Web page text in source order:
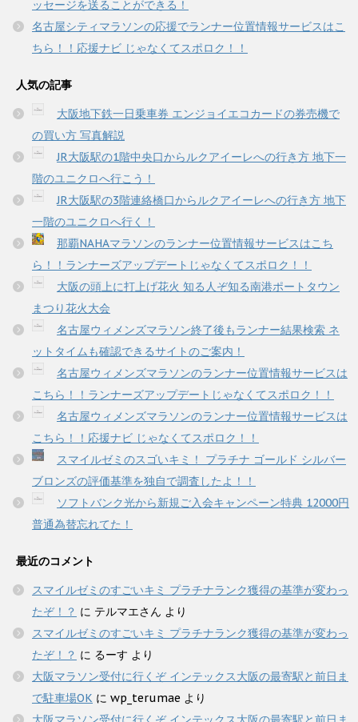
ッセージを送ることができる！
名古屋シティマラソンの応援でランナー位置情報サービスはこ
ちら！！応援ナビ じゃなくてスポロク！！
人気の記事
大阪地下鉄一日乗車券 エンジョイエコカードの券売機で
の買い方 写真解説
JR大阪駅の1階中央口からルクアイーレへの行き方 地下一
階のユニクロへ行こう！
JR大阪駅の3階連絡橋口からルクアイーレへの行き方 地下
一階のユニクロへ行く！
那覇NAHAマラソンのランナー位置情報サービスはこち
ら！！ランナーズアップデートじゃなくてスポロク！！
大阪の頭上に打上げ花火 知る人ぞ知る南港ポートタウン
まつり花火大会
名古屋ウィメンズマラソン終了後もランナー結果検索 ネ
ットタイムも確認できるサイトのご案内！
名古屋ウィメンズマラソンのランナー位置情報サービスは
こちら！！ランナーズアップデートじゃなくてスポロク！！
名古屋ウィメンズマラソンのランナー位置情報サービスは
こちら！！応援ナビ じゃなくてスポロク！！
スマイルゼミのスゴいキミ！ プラチナ ゴールド シルバー
ブロンズの評価基準を独自で調査したよ！！
ソフトバンク光から新規ご入会キャンペーン特典 12000円
普通為替忘れてた！
最近のコメント
スマイルゼミのすごいキミ プラチナランク獲得の基準が変わっ
たぞ！？ に テルマエさん より
スマイルゼミのすごいキミ プラチナランク獲得の基準が変わっ
たぞ！？ に るーす より
大阪マラソン受付に行くぞ インテックス大阪の最寄駅と前日ま
で駐車場OK に wp_terumae より